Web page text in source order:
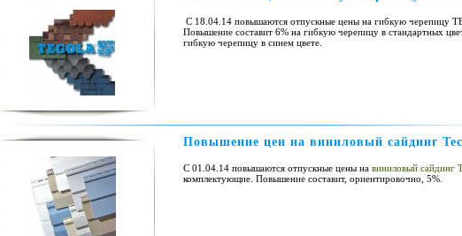
С 18.04.14 повышаются отпускные цены на гибкую черепицу
Повышение составит 6% на гибкую черепицу в стандартных
гибкую черепицу в синем цвете.
Повышение цен на виниловый сайдинг
С 01.04.14 повышаются отпускные цены на виниловый сайдинг
комплектующие. Повышение составит, ориентировочно, 5%.